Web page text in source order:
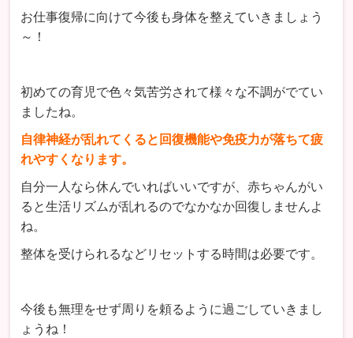
お仕事復帰に向けて今後も身体を整えていきましょう
～！
初めての育児で色々気苦労されて様々な不調がでてい
ましたね。
自律神経が乱れてくると回復機能や免疫力が落ちて疲
れやすくなります。
自分一人なら休んでいればいいですが、赤ちゃんがい
ると生活リズムが乱れるのでなかなか回復しませんよ
ね。
整体を受けられるなどリセットする時間は必要です。
今後も無理をせず周りを頼るように過ごしていきまし
ょうね！